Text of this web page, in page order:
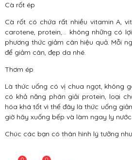
Cà rốt ép
Cà rốt có chứa rất nhiều vitamin A,
carotene, protein,… không những có
phương thức giảm cân hiệu quả. Mỗi
để giảm cân, đẹp da nhé.
Thơm ép
Là thức uống có vị chua ngọt, không
có khả năng phân giải protein, loại
hóa khá tốt vì thế đây là thức uống
giờ hãy xuống bếp và làm ngay ly
Chúc các bạn có thân hình lý tưởng